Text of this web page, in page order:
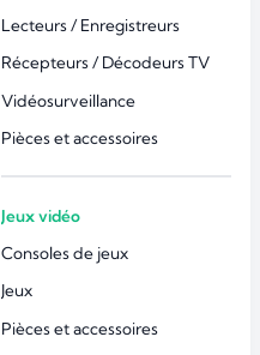
Lecteurs / Enregistreurs
Récepteurs / Décodeurs TV
Vidéosurveillance
Pièces et accessoires
Jeux vidéo
Consoles de jeux
Jeux
Pièces et accessoires